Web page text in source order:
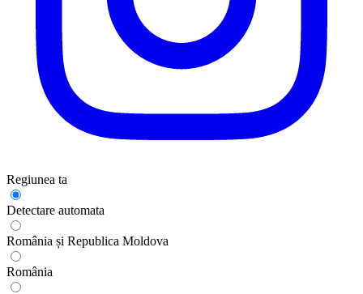
Regiunea ta
Detectare automata
România și Republica Moldova
România